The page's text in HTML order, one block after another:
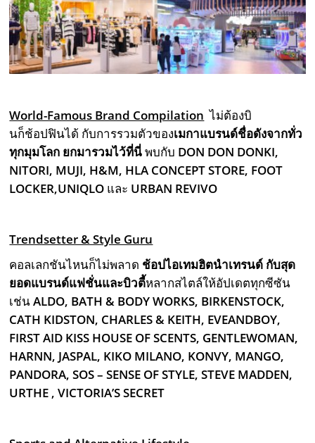
World-Famous Brand Compilation ไม่ต้องบิ
นก็ช้อปฟินได้ กับการรวมตัวของเมกาแบรนด์ชื่อดังจากทั่ว
ทุกมุมโลก ยกมารวมไว้ที่นี่พบกับ DON DON DONKI,
NITORI, MUJI, H&M, HLA CONCEPT STORE, FOOT
LOCKER,UNIQLO และ URBAN REVIVO
Trendsetter & Style Guru
คอลเลกชันไหนก็ไม่พลาด ช้อปไอเทมฮิตนำเทรนด์ กับสุด
ยอดแบรนด์แฟชั่นและบิวตี้หลากสไตล์ให้อัปเดตทุกซีซัน
เช่นALDO, BATH & BODY WORKS, BIRKENSTOCK,
CATH KIDSTON, CHARLES & KEITH, EVEANDBOY,
FIRST AID KISS HOUSE OF SCENTS, GENTLEWOMAN,
HARNN, JASPAL, KIKO MILANO, KONVY, MANGO,
PANDORA, SOS – SENSE OF STYLE, STEVE MADDEN,
URTHE , VICTORIA’S SECRET